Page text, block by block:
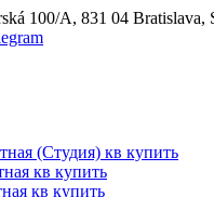
100/A, 831 04 Bratislava,
(Студия) кв купить
кв купить
кв купить